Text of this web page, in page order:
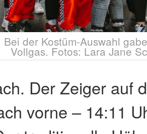
Bei der Kostüm-Auswahl
Vollgas. Fotos: Lara Jane
Der Zeiger auf
vorne – 14:11